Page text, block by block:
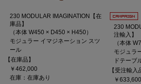
230 MODULAR IMAGINATION【在
庫品】
（本体 W450 × D450 × H450）
モジュラー イマジネーション スツ
ール
【在庫品】
￥462,000
在庫：在庫あり
230
注輸入】
（本体
モジュラ
ドテーブ
【受注輸入
￥633,600